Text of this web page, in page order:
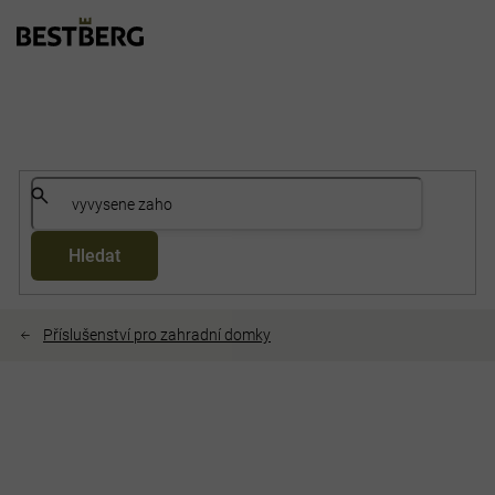
Hledat
Příslušenství pro zahradní domky